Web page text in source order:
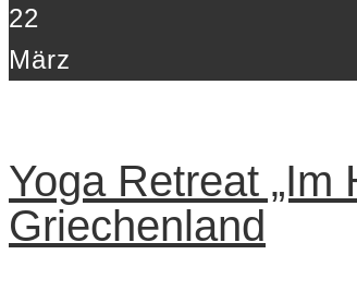
22
März
Yoga Retreat „Im
Griechenland